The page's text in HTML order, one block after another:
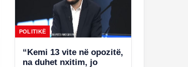
POLITIKË
“Kemi 13 vite në opozitë,
na duhet nxitim, jo